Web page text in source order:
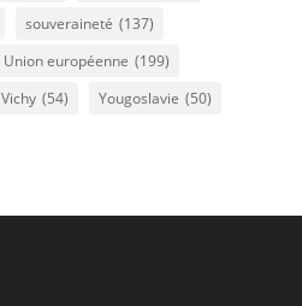
souveraineté (137)
Union européenne (199)
Vichy (54) Yougoslavie (50)